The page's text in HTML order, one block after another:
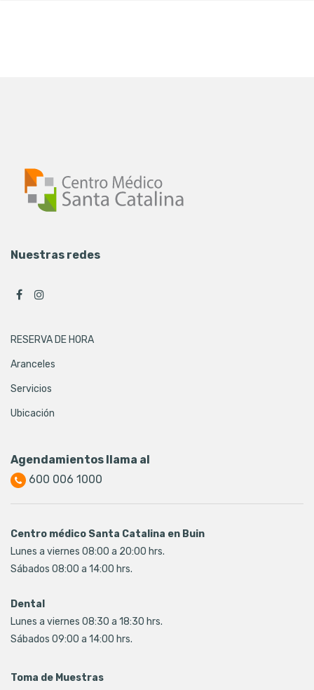
Nuestras redes
RESERVA DE HORA
Aranceles
Servicios
Ubicación
Agendamientos llama al
600 006 1000
Centro médico Santa Catalina en Buin
Lunes a viernes 08:00 a 20:00 hrs.
Sábados 08:00 a 14:00 hrs.
Dental
Lunes a viernes 08:30 a 18:30 hrs.
Sábados 09:00 a 14:00 hrs.
Toma de Muestras